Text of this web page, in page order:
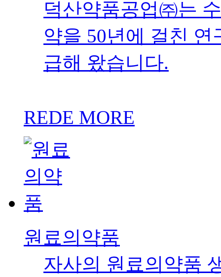
REDE MORE
Electronic Chemicals
안산 본사 및 제1,2
플레이 분야의 전자
의 품목을 생산하고
REDE MORE